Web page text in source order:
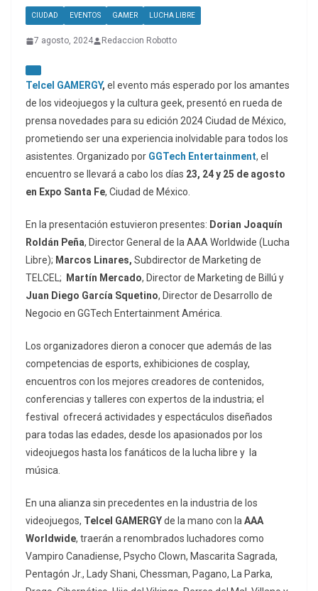
CIUDAD EVENTOS GAMER LUCHA LIBRE
7 agosto, 2024 Redaccion Robotto
Telcel GAMERGY, el evento más esperado por los amantes
de los videojuegos y la cultura geek, presentó en rueda de
prensa novedades para su edición 2024 Ciudad de México,
prometiendo ser una experiencia inolvidable para todos los
asistentes. Organizado por GGTech Entertainment, el
encuentro se llevará a cabo los días 23, 24 y 25 de agosto
en Expo Santa Fe, Ciudad de México.
En la presentación estuvieron presentes: Dorian Joaquín
Roldán Peña, Director General de la AAA Worldwide (Lucha
Libre); Marcos Linares, Subdirector de Marketing de
TELCEL;
Martín Mercado, Director de Marketing de Billú y
Juan Diego García Squetino, Director de Desarrollo de
Negocio en GGTech Entertainment América.
Los organizadores dieron a conocer que además de las
competencias de esports, exhibiciones de cosplay,
encuentros con los mejores creadores de contenidos,
conferencias y talleres con expertos de la industria; el
festival ofrecerá actividades y espectáculos diseñados
para todas las edades, desde los apasionados por los
videojuegos hasta los fanáticos de la lucha libre y la
música.
En una alianza sin precedentes en la industria de los
videojuegos, Telcel GAMERGYde la mano con la AAA
Worldwide, traerán a renombrados luchadores como
Vampiro Canadiense, Psycho Clown, Mascarita Sagrada,
Pentagón Jr., Lady Shani, Chessman, Pagano, La Parka,